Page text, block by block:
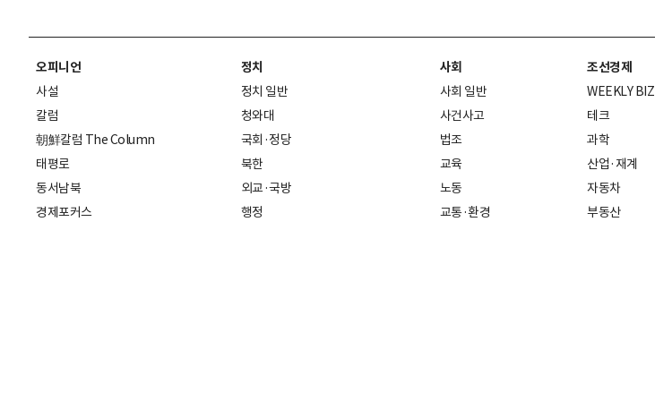
오피니언
사설
칼럼
朝鮮칼럼 The Column
태평로
동서남북
경제포커스
정치
정치 일반
청와대
국회·정당
북한
외교·국방
행정
사회
사회 일반
사건사고
법조
교육
노동
교통·환경
조선경제
WEEKLY BIZ
테크
과학
산업·재계
자동차
부동산